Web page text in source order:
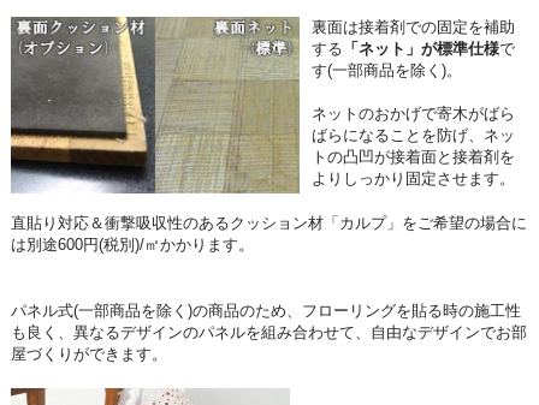
裏面は接着剤での固定を補助
する 「ネット」が標準仕様で
す(一部商品を除く)。
ネットのおかげで寄木がばら
ばらになることを防げ、ネッ
トの凸凹が接着面と接着剤を
よりしっかり固定させます。
直貼り対応＆衝撃吸収性のあるクッション材「カルプ」をご希望の場合に
は別途600円(税別)/㎡かかります。
パネル式(一部商品を除く)の商品のため、フローリングを貼る時の施工性
も良く、異なるデザインのパネルを組み合わせて、自由なデザインでお部
屋づくりができます。